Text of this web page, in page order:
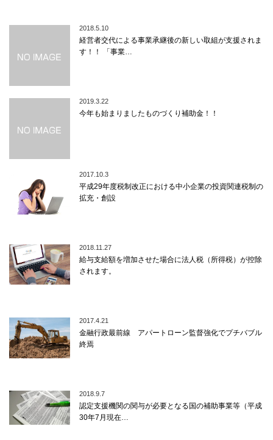
2018.5.10
経営者交代による事業承継後の新しい取組が支援されま
す！！ 「事業…
2019.3.22
今年も始まりましたものづくり補助金！！
2017.10.3
平成29年度税制改正における中小企業の投資関連税制の
拡充・創設
2018.11.27
給与支給額を増加させた場合に法人税（所得税）が控除
されます。
2017.4.21
金融行政最前線 アパートローン監督強化でプチバブル
終焉
2018.9.7
認定支援機関の関与が必要となる国の補助事業等（平成
30年7月現在…